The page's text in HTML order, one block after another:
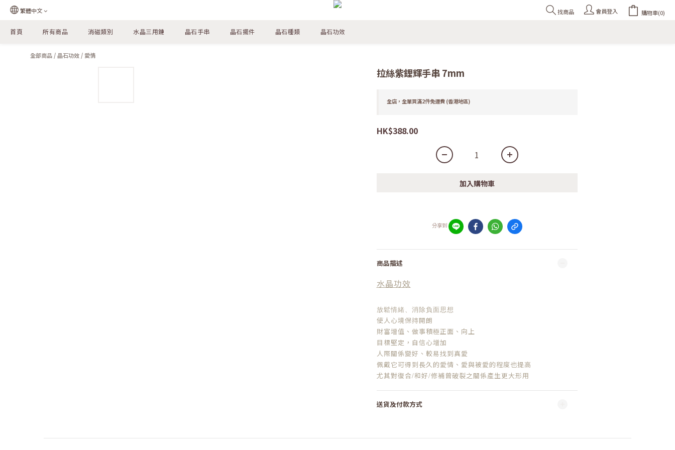
繁體中文 找商品 會員登入 購物車(0)
首頁 所有商品 消磁類別 水晶三用鏈 晶石手串 晶石擺件 晶石種類 晶石功效
全部商品 /晶石功效 / 愛情
拉絲紫鋰輝手串 7mm
全店，全單買滿2件免運費 (香港地區)
HK$388.00
加入購物車
分享到
商品描述
水晶功效
放鬆情緒、消除負面思想
使人心境保持開朗
財富增值、做事積極正面、向上
目標堅定，自信心增加
人際關係變好、較易找到真愛
佩戴它可得到長久的愛情、愛與被愛的程度也提高
尤其對復合/和好/修補曾破裂之關係產生更大形用
送貨及付款方式